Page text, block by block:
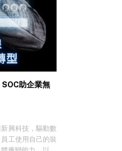
SOC助企業無
興科技，驅動數
工使用自己的裝